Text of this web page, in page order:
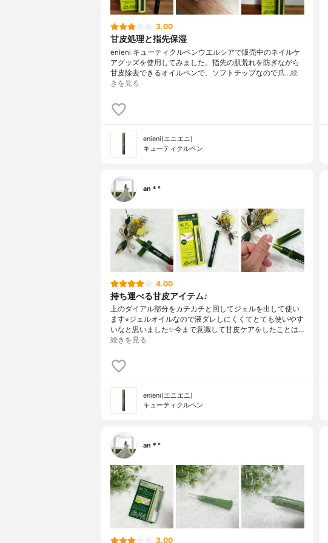
3.00
甘皮処理と指先保湿
enieni キューティクルペンウエルシアで販売中のネイルケ
アグッズを使用してみました。指先の肌荒れを防ぎながら
甘皮除去できるオイルペンで、ソフトチップなので爪…続
きを見る
enieni(エニエニ)
キューティクルペン
an＊°
4.00
持ち運べる甘皮アイテム♪
上のダイアル部分をカチカチと回してジェルを出して使い
ます⭐︎ジェルオイルなので液ダレしにくくてとても使いやす
いなと思いました✨今まで意識して甘皮ケアをしたことは…
続きを見る
enieni(エニエニ)
キューティクルペン
an＊°
3.00